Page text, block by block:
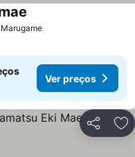
Ver preços
Partilhar